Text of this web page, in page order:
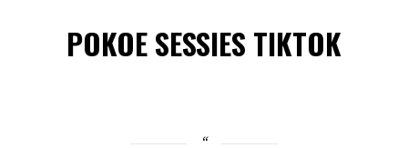
POKOE SESSIES TIKTOK